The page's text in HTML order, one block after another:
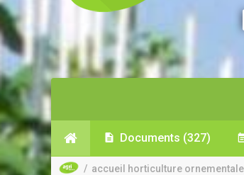
Documents (327)
/ accueil horticulture